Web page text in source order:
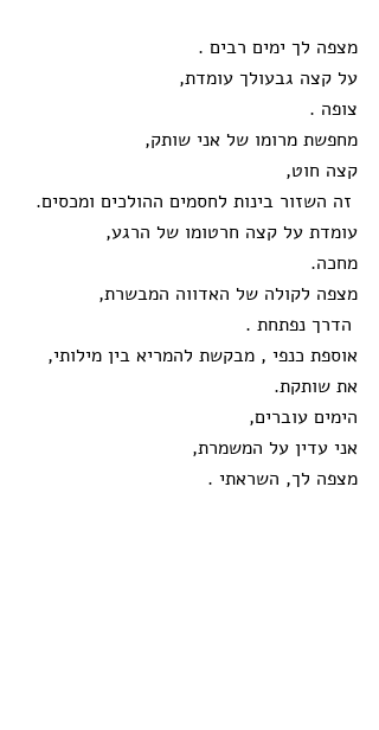
מצפה לך ימים רבים .
על קצה גבעולך עומדת,
צופה .
מחפשת מרומו של אני שותק,
קצה חוט,
עומדת על קצה חרטומו של הרגע,
מחכה.
מצפה לקולה של האדווה המבשרת,
אוספת כנפי , מבקשת להמריא בין מילותי,
את שותקת.
הימים עוברים,
אני עדין על המשמרת,
מצפה לך, השראתי .